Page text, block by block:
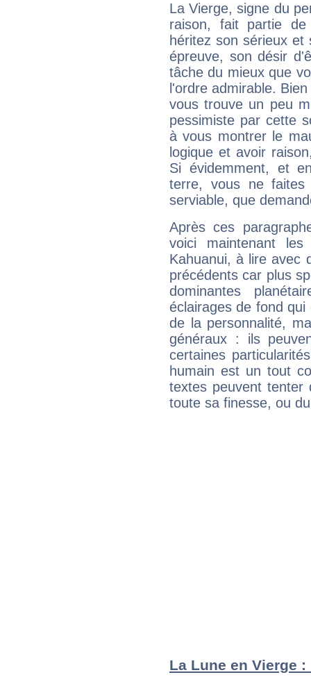
La Vierge, signe du
raison, fait partie
héritez son sérieux
épreuve, son désir
tâche du mieux que
l'ordre admirable.
vous trouve un peu
pessimiste par cette
à vous montrer le
logique et avoir
Si évidemment, et
terre, vous ne
serviable, que
Après ces
voici maintenant
Kahuanui, à lire avec
précédents car plus
dominantes
éclairages de fond
de la personnalité,
généraux : ils
certaines
humain est un tout
textes peuvent tenter
toute sa finesse, ou
La Lune en Vierge